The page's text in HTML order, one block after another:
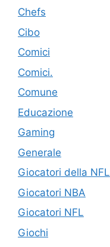
Chefs
Cibo
Comici
Comici.
Comune
Educazione
Gaming
Generale
Giocatori della NFL
Giocatori NBA
Giocatori NFL
Giochi